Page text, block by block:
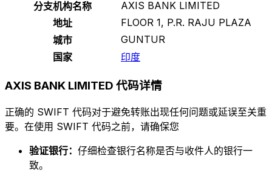
分支机构名称
AXIS BANK LIMITED
地址
FLOOR 1, P.R. RAJU PLAZA
城市
GUNTUR
国家
印度
AXIS BANK LIMITED 代码详情
正确的 SWIFT 代码对于避免转账出现任何问题或延误至关重
要。在使用 SWIFT 代码之前，请确保您
验证银行： 仔细检查银行名称是否与收件人的银行一
致。